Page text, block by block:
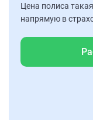
Цена полиса
напрямую в